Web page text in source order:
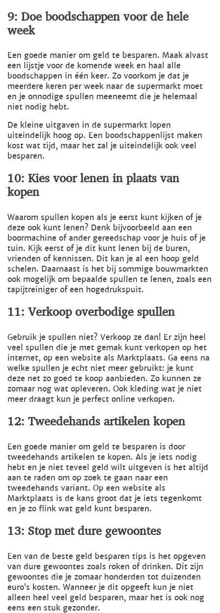
9: Doe boodschappen voor de hele
week
Een goede manier om geld te besparen. Maak alvast
een lijstje voor de komende week en haal alle
boodschappen in één keer. Zo voorkom je dat je
meerdere keren per week naar de supermarkt moet
en je onnodige spullen meeneemt die je helemaal
niet nodig hebt.
De kleine uitgaven in de supermarkt lopen
uiteindelijk hoog op. Een boodschappenlijst maken
kost wat tijd, maar het zal je uiteindelijk ook veel
besparen.
10: Kies voor lenen in plaats van
kopen
Waarom spullen kopen als je eerst kunt kijken of je
deze ook kunt lenen? Denk bijvoorbeeld aan een
boormachine of ander gereedschap voor je huis of je
tuin. Kijk eerst of je dit kunt lenen bij de buren,
vrienden of kennissen. Dit kan je al een hoop geld
schelen. Daarnaast is het bij sommige bouwmarkten
ook mogelijk om bepaalde spullen te lenen, zoals een
tapijtreiniger of een hogedrukspuit.
11: Verkoop overbodige spullen
Gebruik je spullen niet? Verkoop ze dan! Er zijn heel
veel spullen die je met gemak kunt verkopen op het
internet, op een website als Marktplaats. Ga eens na
welke spullen je echt niet meer gebruikt: je kunt
deze net zo goed te koop aanbieden. Zo kunnen ze
zomaar nog wat opleveren. Ook kleding wat je niet
meer draagt kun je perfect online verkopen.
12: Tweedehands artikelen kopen
Een goede manier om geld te besparen is door
tweedehands artikelen te kopen. Als je iets nodig
hebt en je niet teveel geld wilt uitgeven is het altijd
aan te raden om op zoek te gaan naar een
tweedehands variant. Op een website als
Marktplaats is de kans groot dat je iets tegenkomt
en je zo flink wat geld kunt besparen.
13: Stop met dure gewoontes
Een van de beste geld besparen tips is het opgeven
van dure gewoontes zoals roken of drinken. Dit zijn
gewoontes die je zomaar honderden tot duizenden
euro’s kosten. Wanneer je dit opgeeft kun je niet
alleen heel veel geld besparen, maar het is ook nog
eens een stuk gezonder.